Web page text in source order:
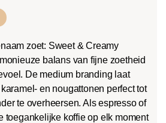
zoet: Sweet & Creamy
balans van fijne zoetheid
De medium branding laat
en nougattonen perfect tot
te overheersen. Als espresso of
toegankelijke koffie op elk moment